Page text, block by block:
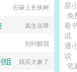
星
免
看
说
通
说
笔
石磙上长铁树
嵩生岳降
别叫醒我
组 我买大象了